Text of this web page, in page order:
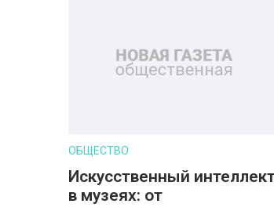
ОБЩЕСТВО
Искусственный
в музеях: от